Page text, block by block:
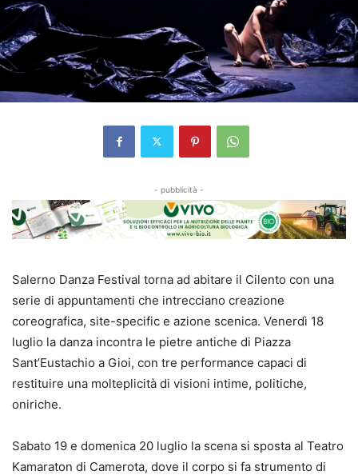
- pubblicità -
Salerno Danza Festival torna ad abitare il Cilento con una
serie di appuntamenti che intrecciano creazione
coreografica, site-specific e azione scenica. Venerdì 18
luglio la danza incontra le pietre antiche di Piazza
Sant’Eustachio a Gioi, con tre performance capaci di
restituire una molteplicità di visioni intime, politiche,
oniriche.
Sabato 19 e domenica 20 luglio la scena si sposta al Teatro
Kamaraton di Camerota, dove il corpo si fa strumento di